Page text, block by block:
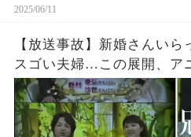
2025/06/11
【放送事故】新婚さんい
スゴい夫婦…この展開、ア